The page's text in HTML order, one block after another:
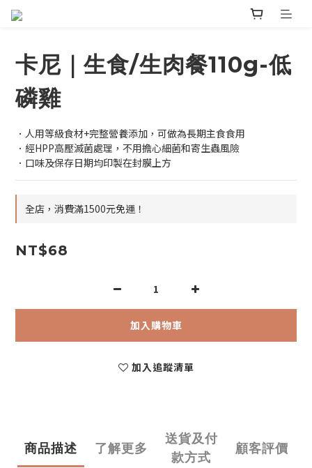
卡尼｜生食/生肉餐110g-低
磷雞
．人用等級食材+完整營養添加，可做為長期主食食用
．經HPP高壓滅菌處理，不用擔心細菌和寄生蟲風險
．口味及保存日期均印製在封膜上方
全店，消費滿1500元免運！
NT$68
加入購物車
加入追蹤清單
商品描述 了解更多
送貨及付
款方式
顧客評價